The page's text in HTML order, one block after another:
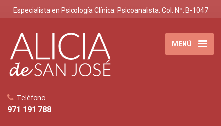
Especialista en Psicología Clínica. Psicoanalista. Col. Nº: B-1047
MENÚ
Teléfono
971 191 788